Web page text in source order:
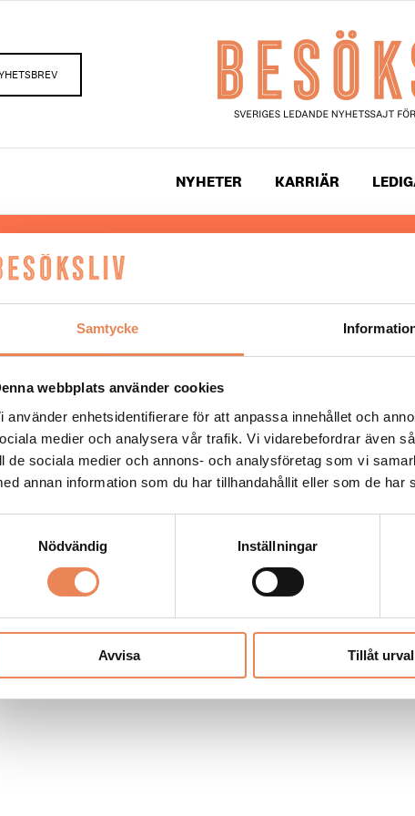
Samtycke
webbplats använder cookies
använder enhetsidentifierare för att anpassa innehållet och
medier och analysera vår trafik. Vi vidarebefordrar även
de sociala medier och annons- och analysföretag som vi
annan information som du har tillhandahållit eller som de har
Nödvändig
Inställningar
Avvisa Tillåt urval
NYHETER KARRIÄR
Hos oss läser du landets mest
besöksnäringen. Besöksliv i sin tryckta
UTGIVARE
Siljhammar
Allt material på
enligt lagen om
OM BESÖKSLIV PRENUMERERA